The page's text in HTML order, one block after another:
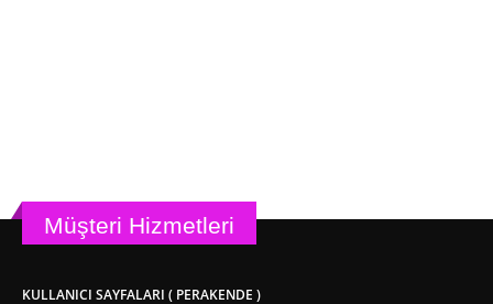
Müşteri Hizmetleri
KULLANICI SAYFALARI ( PERAKENDE )